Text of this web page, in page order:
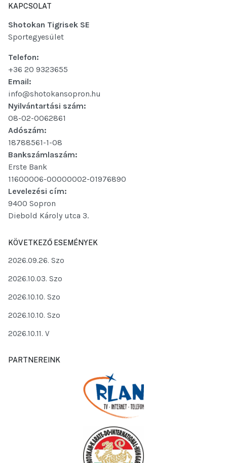
KAPCSOLAT
Shotokan Tigrisek SE
Sportegyesület
Telefon:
+36 20 9323655
Email:
info@shotokansopron.hu
Nyilvántartási szám:
08-02-0062861
Adószám:
18788561-1-08
Bankszámlaszám:
Erste Bank
11600006-00000002-01976890
Levelezési cím:
9400 Sopron
Diebold Károly utca 3.
KÖVETKEZŐ ESEMÉNYEK
2026.09.26. Szo
2026.10.03. Szo
2026.10.10. Szo
2026.10.10. Szo
2026.10.11. V
PARTNEREINK